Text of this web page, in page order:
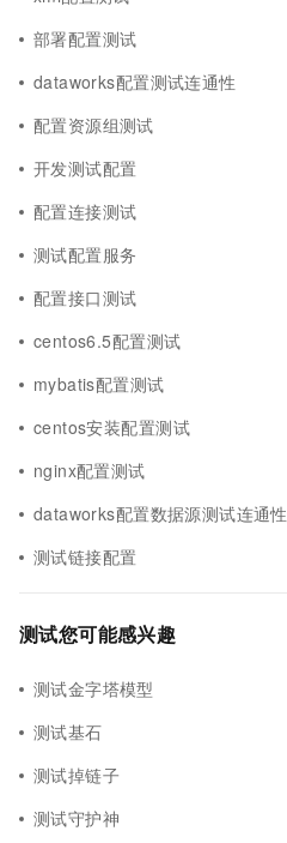
部署配置测试
dataworks配置测试连通性
配置资源组测试
开发测试配置
配置连接测试
测试配置服务
配置接口测试
centos6.5配置测试
mybatis配置测试
centos安装配置测试
nginx配置测试
dataworks配置数据源测试连通性
测试链接配置
测试您可能感兴趣
测试金字塔模型
测试基石
测试掉链子
测试守护神